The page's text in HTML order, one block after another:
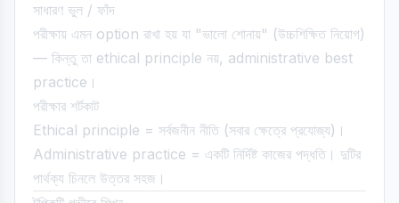
সাধারণ ভুল / ফাঁদ
পরীক্ষায় এমন option রাখা হয় যা "ভালো শোনায়" (উচ্চশিক্ষিত নিয়োগ)
— কিন্তু তা ethical principle নয়, administrative best
practice।
পরীক্ষার শর্টকাট
Ethical principle = সর্বজনীন নীতি (সবার ক্ষেত্রে প্রযোজ্য)।
Administrative practice = একটি নির্দিষ্ট কাজের পদ্ধতি। দুটির
পার্থক্য চিনলে উত্তর সহজ।